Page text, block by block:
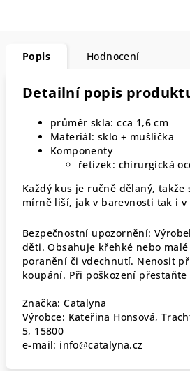
Popis Hodnocení
Detailní popis
průměr skla: cca 1,6 cm
Materiál: sklo + mušlička
Komponenty
řetízek: chirurgická
Každý kus je ručně dělaný, takže
mírně liší, jak v barevnosti tak i v
Bezpečnostní upozornění:
děti. Obsahuje křehké nebo
poranění či vdechnutí. Nenosit
koupání. Při poškození přestaňte
Značka: Catalyna
Výrobce: Kateřina Honsová,
5, 15800
e-mail: info@catalyna.cz